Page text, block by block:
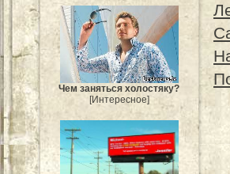
Чем заняться холостяку?
[Интересное]